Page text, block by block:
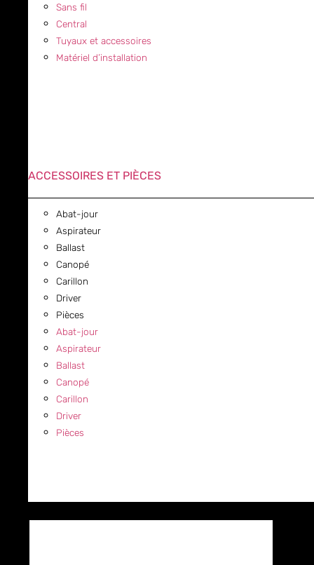
Sans fil
Central
Tuyaux et accessoires
Matériel d’installation
ACCESSOIRES ET PIÈCES
Abat-jour
Aspirateur
Ballast
Canopé
Carillon
Driver
Pièces
Abat-jour
Aspirateur
Ballast
Canopé
Carillon
Driver
Pièces